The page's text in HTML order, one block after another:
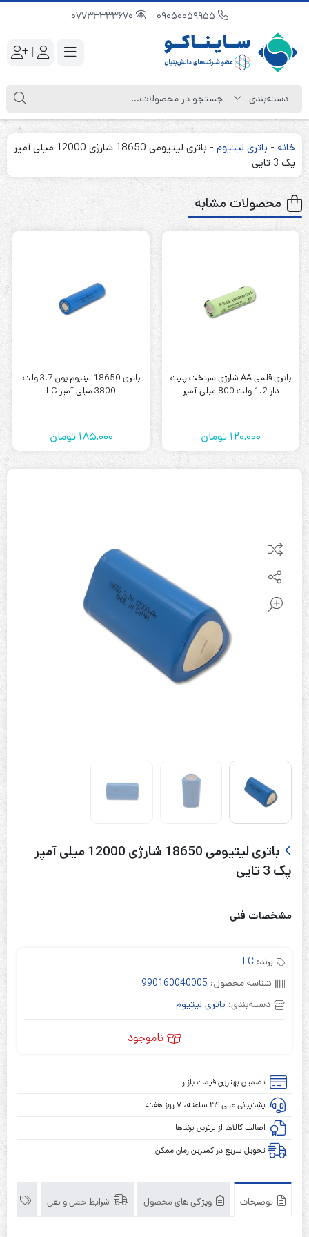
|
خانه - باتری لیتیوم -
باتری لیتیومی 18650 شارژی 12000 میلی آمپر
پک 3 تایی
محصولات مشابه
باتری قلمی AA شارژی سرتخت پلیت
دار 1.2 ولت 800 میلی آمپر
120,000 تومان
باتری 18650 لیتیوم یون 3.7 ولت
3800 میلی آمپر LC
185,000 تومان
باتری لیتیومی 18650 شارژی 12000 میلی آمپر
پک 3 تایی
مشخصات فنی
برند: LC
شناسه محصول: 990160040005
دسته‌بندی: باتری لیتیوم
ناموجود
تضمین بهترین قیمت بازار
پشتیبانی عالی ۲۴ ساعته، ۷ روز هفته
اصالت کالاها از برترین برندها
تحویل سریع در کمترین زمان ممکن
توضیحات ویژگی های محصول شرایط حمل و نقل